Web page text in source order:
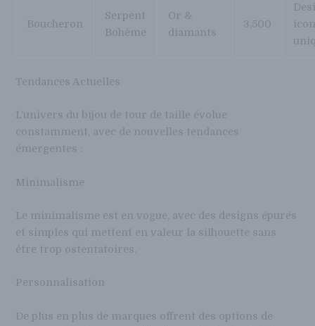
Boucheron
Serpent
Bohème
Or &
diamants
3,500
Tendances Actuelles
L’univers du bijou de tour de taille évolue
constamment, avec de nouvelles tendances
émergentes :
Minimalisme
Le minimalisme est en vogue, avec des designs épurés
et simples qui mettent en valeur la silhouette sans
être trop ostentatoires.
Personnalisation
De plus en plus de marques offrent des options de